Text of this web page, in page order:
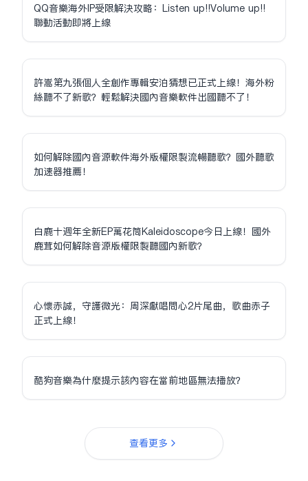
QQ音樂海外IP受限解決攻略：Listen up!!Volume up!!
聯動活動即將上線
許嵩第九張個人全創作專輯安泊猜想已正式上線！海外粉
絲聽不了新歌？輕鬆解決國內音樂軟件出國聽不了！
如何解除國內音源軟件海外版權限制流暢聽歌？國外聽歌
加速器推薦！
白鹿十週年全新EP萬花筒Kaleidoscope今日上線！國外
鹿茸如何解除音源版權限制聽國內新歌？
心懷赤誠，守護微光：周深獻唱問心2片尾曲，歌曲赤子
正式上線！
酷狗音樂為什麼提示該內容在當前地區無法播放？
查看更多